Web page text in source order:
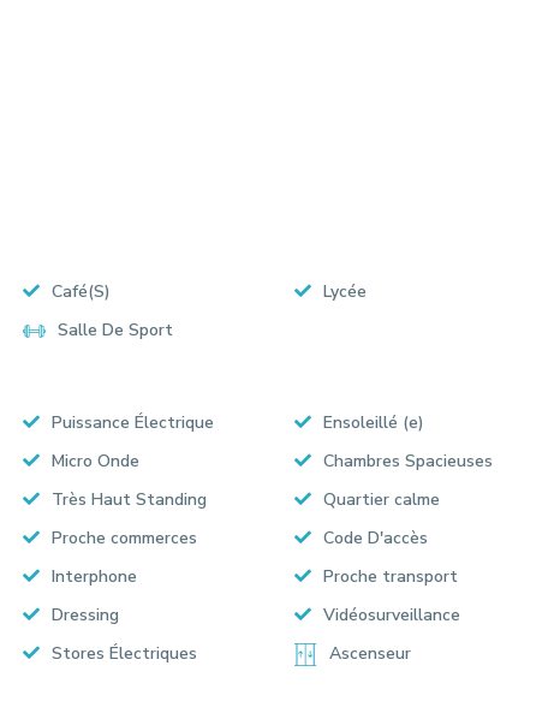
Café(S)
Lycée
Salle De Sport
Puissance Électrique
Ensoleillé (e)
Micro Onde
Chambres Spacieuses
Très Haut Standing
Quartier calme
Proche commerces
Code D'accès
Interphone
Proche transport
Dressing
Vidéosurveillance
Stores Électriques Ascenseur